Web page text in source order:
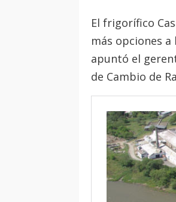
El frigorífico
más opciones
apuntó el
de Cambio de